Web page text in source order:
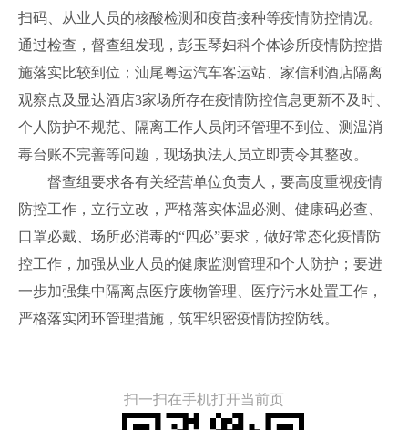
扫码、从业人员的核酸检测和疫苗接种等疫情防控情况。
通过检查，督查组发现，彭玉琴妇科个体诊所疫情防控措
施落实比较到位；汕尾粤运汽车客运站、家信利酒店隔离
观察点及显达酒店3家场所存在疫情防控信息更新不及时、
个人防护不规范、隔离工作人员闭环管理不到位、测温消
毒台账不完善等问题，现场执法人员立即责令其整改。
督查组要求各有关经营单位负责人，要高度重视疫情
防控工作，立行立改，严格落实体温必测、健康码必查、
口罩必戴、场所必消毒的“四必”要求，做好常态化疫情防
控工作，加强从业人员的健康监测管理和个人防护；要进
一步加强集中隔离点医疗废物管理、医疗污水处置工作，
严格落实闭环管理措施，筑牢织密疫情防控防线。
扫一扫在手机打开当前页